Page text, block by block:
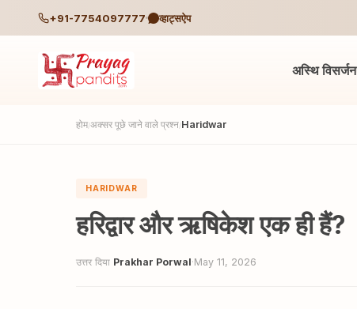
+91-7754097777 व्हाट्सऐप
अस्थि विसर्जन
होम/अक्सर पूछे जाने वाले प्रश्न/Haridwar
HARIDWAR
हरिद्वार और ऋषिकेश एक ही हैं?
उत्तर दिया Prakhar Porwal·May 11, 2026